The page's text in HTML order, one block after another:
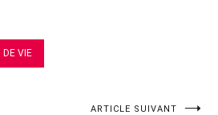
DE VIE
ARTICLE SUIVANT